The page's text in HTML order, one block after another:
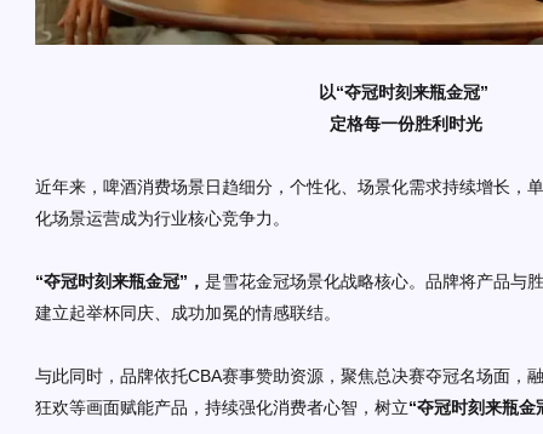
以“夺冠时刻来瓶金冠”
定格每一份胜利时光
近年来，啤酒消费场景日趋细分，个性化、场景化需求持续增长，
化场景运营成为行业核心竞争力。
“夺冠时刻来瓶金冠”， 是雪花金冠场景化战略核心。品牌将产品与
建立起举杯同庆、成功加冕的情感联结。
与此同时，品牌依托CBA赛事赞助资源，聚焦总决赛夺冠名场面，
狂欢等画面赋能产品，持续强化消费者心智，树立“夺冠时刻来瓶金